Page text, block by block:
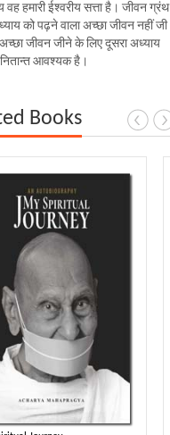
वह हमारी ईश्वरीय सत्ता है। जीवन ग्रंथ
को पढ़ने वाला अच्छा जीवन नहीं जी
जीवन जीने के लिए दूसरा अध्याय
नितान्त आवश्यक है।
Books